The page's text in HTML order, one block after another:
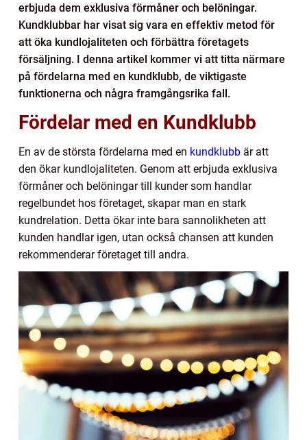
erbjuda dem exklusiva förmåner och belöningar.
Kundklubbar har visat sig vara en effektiv metod för
att öka kundlojaliteten och förbättra företagets
försäljning. I denna artikel kommer vi att titta närmare
på fördelarna med en kundklubb, de viktigaste
funktionerna och några framgångsrika fall.
Fördelar med en Kundklubb
En av de största fördelarna med en kundklubb är att
den ökar kundlojaliteten. Genom att erbjuda exklusiva
förmåner och belöningar till kunder som handlar
regelbundet hos företaget, skapar man en stark
kundrelation. Detta ökar inte bara sannolikheten att
kunden handlar igen, utan också chansen att kunden
rekommenderar företaget till andra.